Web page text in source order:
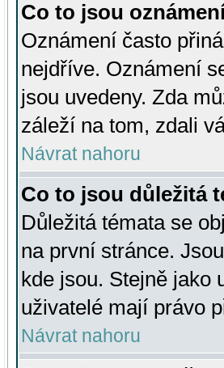
Co to jsou
Oznámení často
nejdříve. Oznámení
jsou uvedeny. Zda
záleží na tom, zdali
Návrat nahoru
Co to jsou důležitá
Důležitá témata se
na první stránce.
kde jsou. Stejně jako
uživatelé mají právo
Návrat nahoru